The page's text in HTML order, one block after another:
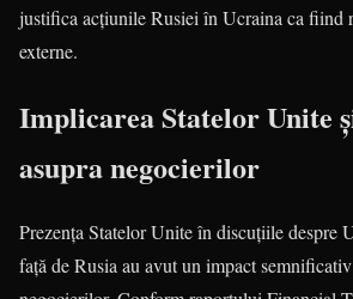
justifica acțiunile Rusiei în Ucraina ca fiind
externe.
Implicarea Statelor Unite
asupra negocierilor
Prezența Statelor Unite în discuțiile despre
față de Rusia au avut un impact